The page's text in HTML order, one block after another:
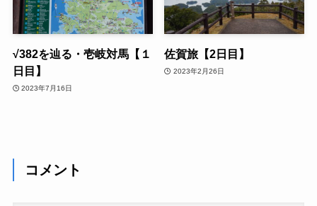
√382を辿る・壱岐対馬【１
日目】
2023年7月16日
佐賀旅【2日目】
2023年2月26日
コメント